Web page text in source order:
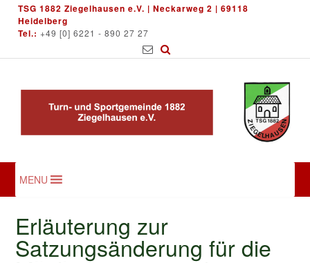
Skip
content
TSG 1882 Ziegelhausen e.V. | Neckarweg 2 | 69118
Heidelberg
Tel.: +49 [0] 6221 - 890 27 27
MENU
Erläuterung zur
Satzungsänderung für die